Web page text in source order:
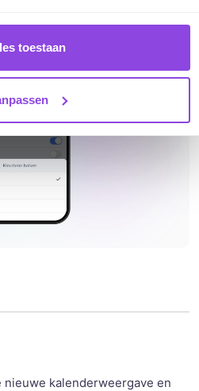
toestaan
nieuwe kalenderweergave en